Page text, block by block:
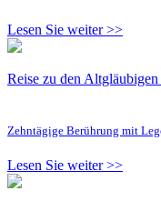
Lesen Sie weiter >>
Reise zu den
Zehntägige Berührung mit
Lesen Sie weiter >>